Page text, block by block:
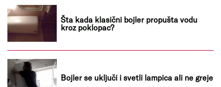
Šta kada klasični bojler propušta vodu
kroz poklopac?
Bojler se uključi i svetli lampica ali ne greje